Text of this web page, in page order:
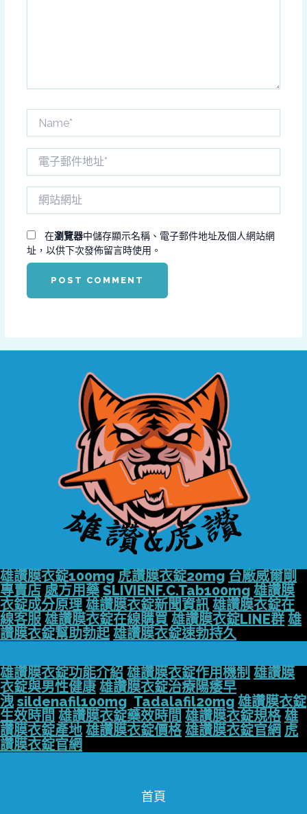
*址
在瀏覽器中儲存顯示名稱、電子郵件地址及個人網站網
址，以供下次發佈留言時使用。
雄讚膜衣錠100mg 虎讚膜衣錠20mg 台廠威爾剛
專賣店 處方用藥 SLIVIENF.C.Tab100mg 雄讚膜
衣錠成分原理 雄讚膜衣錠新聞資訊 雄讚膜衣錠在
線客服 雄讚膜衣錠在線購買 雄讚膜衣錠LINE群 雄
讚膜衣錠幫助勃起 雄讚膜衣錠速勃持久
雄讚膜衣錠功能介紹 雄讚膜衣錠作用機制 雄讚膜
衣錠與男性健康 雄讚膜衣錠治療陽痿早
洩 sildenafil100mg Tadalafil20mg 雄讚膜衣錠
生效時間 雄讚膜衣錠藥效時間 雄讚膜衣錠規格 雄
讚膜衣錠產地 雄讚膜衣錠價格 雄讚膜衣錠官網 虎
讚膜衣錠官網
首頁